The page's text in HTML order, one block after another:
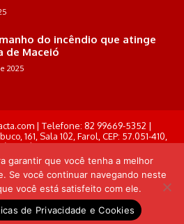
do incêndio que atinge
de Maceió
2025
| Telefone: 82 99669-5352 |
161, Sala 102, Farol, CEP: 57.051-410,
Técnico: Derek Gustavo de Morais
Pereira
Acta - 2025-2026.
por: Arthur Almeida
garantir que você tenha a melhor
Se você continuar navegando neste
você está satisfeito com ele.
de Privacidade e Cookies